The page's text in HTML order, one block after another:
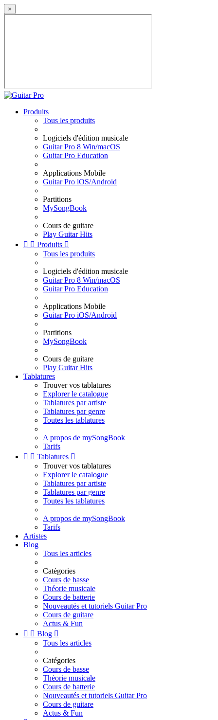
×
Produits
Tous les produits
Logiciels d'édition musicale
Guitar Pro 8 Win/macOS
Guitar Pro Education
Applications Mobile
Guitar Pro iOS/Android
Partitions
MySongBook
Cours de guitare
Play Guitar Hits
  Produits 
Tous les produits
Logiciels d'édition musicale
Guitar Pro 8 Win/macOS
Guitar Pro Education
Applications Mobile
Guitar Pro iOS/Android
Partitions
MySongBook
Cours de guitare
Play Guitar Hits
Tablatures
Trouver vos tablatures
Explorer le catalogue
Tablatures par artiste
Tablatures par genre
Toutes les tablatures
A propos de mySongBook
Tarifs
  Tablatures 
Trouver vos tablatures
Explorer le catalogue
Tablatures par artiste
Tablatures par genre
Toutes les tablatures
A propos de mySongBook
Tarifs
Artistes
Blog
Tous les articles
Catégories
Cours de basse
Théorie musicale
Cours de batterie
Nouveautés et tutoriels Guitar Pro
Cours de guitare
Actus & Fun
  Blog 
Tous les articles
Catégories
Cours de basse
Théorie musicale
Cours de batterie
Nouveautés et tutoriels Guitar Pro
Cours de guitare
Actus & Fun